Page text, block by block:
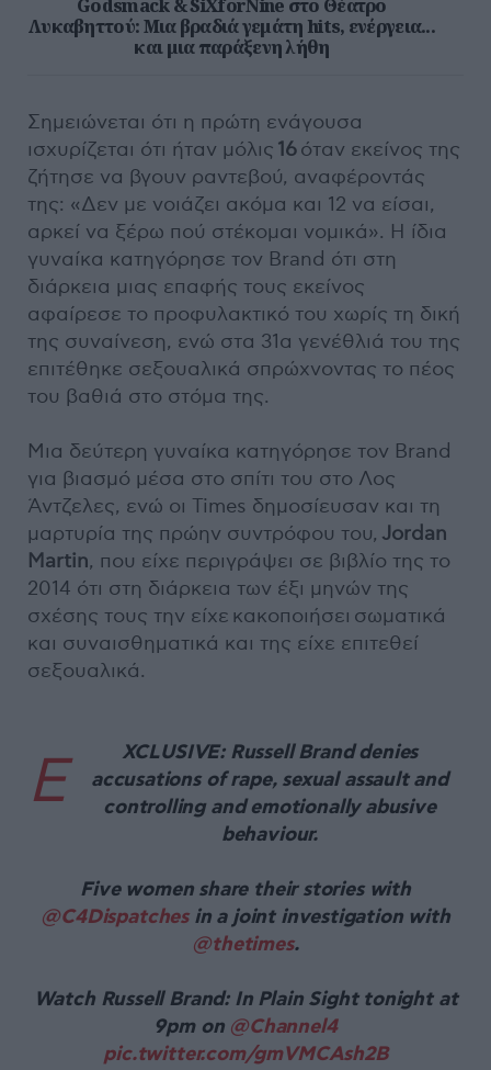
Godsmack & SiXforNine στο Θέατρο
Λυκαβηττού: Μια βραδιά γεμάτη hits, ενέργεια...
και μια παράξενη λήθη
Σημειώνεται ότι η πρώτη ενάγουσα
ισχυρίζεται ότι ήταν μόλις 16όταν εκείνος της
ζήτησε να βγουν ραντεβού, αναφέροντάς
της: «Δεν με νοιάζει ακόμα και 12 να είσαι,
αρκεί να ξέρω πού στέκομαι νομικά». Η ίδια
γυναίκα κατηγόρησε τον Brand ότι στη
διάρκεια μιας επαφής τους εκείνος
αφαίρεσε το προφυλακτικό του χωρίς τη δική
της συναίνεση, ενώ στα 31α γενέθλιά του της
επιτέθηκε σεξουαλικά σπρώχνοντας το πέος
του βαθιά στο στόμα της.
Μια δεύτερη γυναίκα κατηγόρησε τον Brand
για βιασμό μέσα στο σπίτι του στο Λος
Άντζελες, ενώ οι Times δημοσίευσαν και τη
μαρτυρία της πρώην συντρόφου του, Jordan
Martin, που είχε περιγράψει σε βιβλίο της το
2014 ότι στη διάρκεια των έξι μηνών της
σχέσης τους την είχε κακοποιήσει σωματικά
και συναισθηματικά και της είχε επιτεθεί
σεξουαλικά.
E
XCLUSIVE: Russell Brand denies
accusations of rape, sexual assault and
controlling and emotionally abusive
behaviour.
Five women share their stories with
@C4Dispatchesin a joint investigation with
@thetimes.
Watch Russell Brand: In Plain Sight tonight at
9pm on @Channel4
pic.twitter.com/gmVMCAsh2B